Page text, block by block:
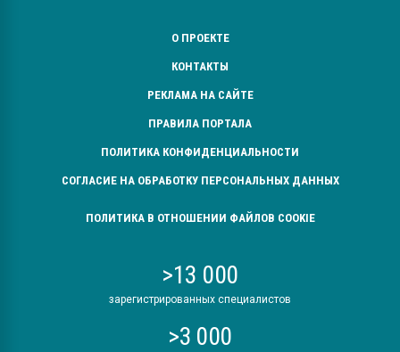
О ПРОЕКТЕ
КОНТАКТЫ
РЕКЛАМА НА САЙТЕ
ПРАВИЛА ПОРТАЛА
ПОЛИТИКА КОНФИДЕНЦИАЛЬНОСТИ
СОГЛАСИЕ НА ОБРАБОТКУ ПЕРСОНАЛЬНЫХ ДАННЫХ
ПОЛИТИКА В ОТНОШЕНИИ ФАЙЛОВ COOKIE
>13 000
зарегистрированных специалистов
>3 000